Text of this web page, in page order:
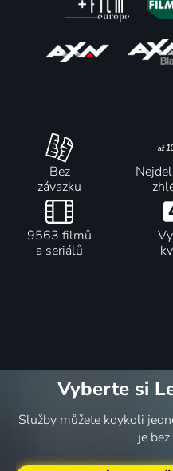
Bez
závazku
9563 filmů
a seriálů
Vyberte si
Služby můžete kdykoli
je